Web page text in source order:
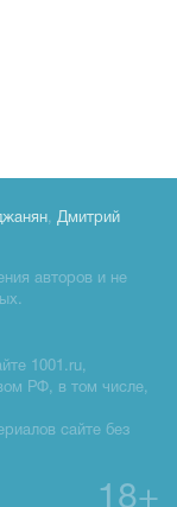
, Дмитрий
авторов и не
1001.ru,
РФ, в том числе,
сайте без
18+